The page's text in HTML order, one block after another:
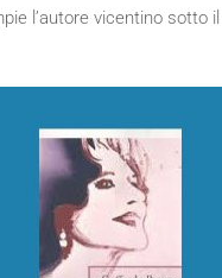
l’autore vicentino sotto